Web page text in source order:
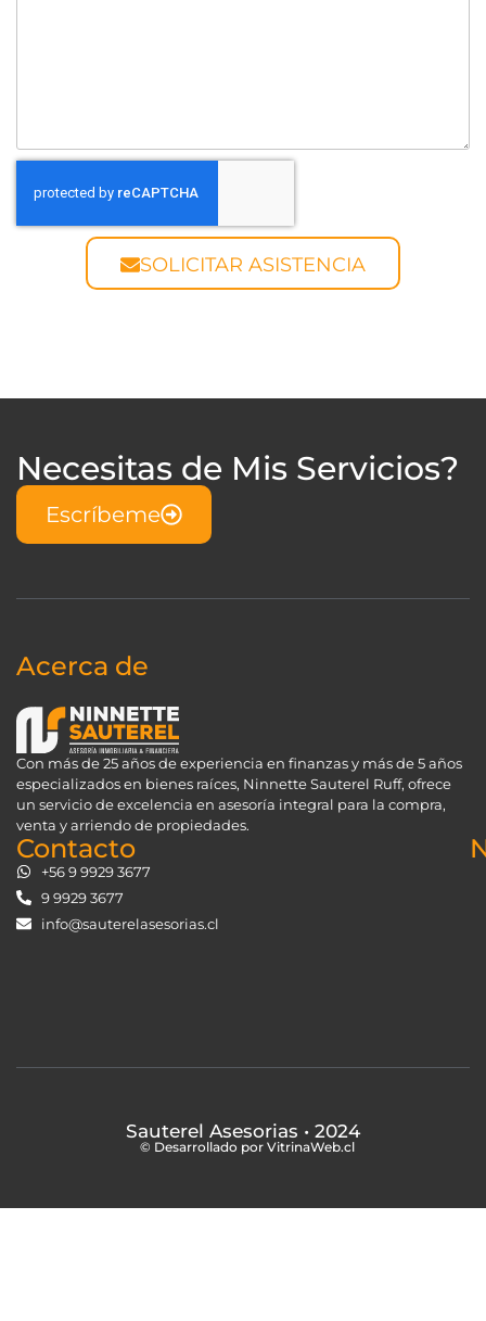
SOLICITAR ASISTENCIA
Necesitas de Mis Servicios?
Escríbeme
Acerca de
Con más de 25 años de experiencia en finanzas y más de 5 años
especializados en bienes raíces, Ninnette Sauterel Ruff, ofrece
un servicio de excelencia en asesoría integral para la compra,
venta y arriendo de propiedades.
Contacto
+56 9 9929 3677
9 9929 3677
info@sauterelasesorias.cl
Sauterel Asesorias • 2024
© Desarrollado por VitrinaWeb.cl